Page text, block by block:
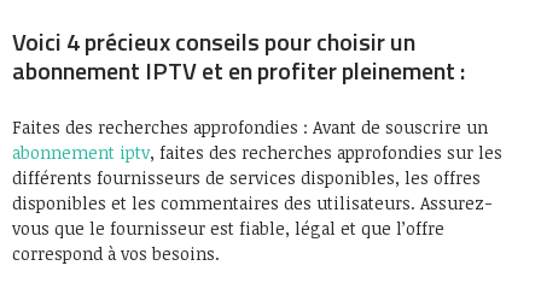
Voici 4 précieux conseils pour choisir un
abonnement IPTV et en profiter pleinement :
Faites des recherches approfondies : Avant de souscrire un
abonnement iptv, faites des recherches approfondies sur les
différents fournisseurs de services disponibles, les offres
disponibles et les commentaires des utilisateurs. Assurez-
vous que le fournisseur est fiable, légal et que l’offre
correspond à vos besoins.